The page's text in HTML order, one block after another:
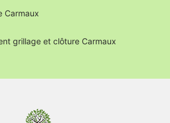
Carmaux
grillage et clôture Carmaux